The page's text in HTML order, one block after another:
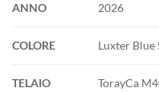
ANNO 2026
COLORE Luxter Blue
TELAIO TorayCa